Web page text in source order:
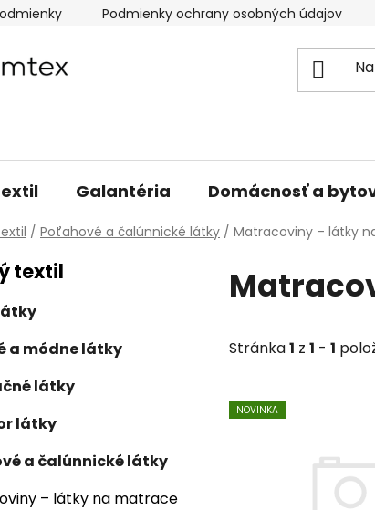
Podmienky ochrany osobných údajov
Galantéria Domácnosť a
/ Poťahové a čalúnnické látky / Matracoviny – látky
textil
a módne látky
látky
látky
a čalúnnické látky
– látky na matrace
Stránka1 z 1 - 1
V
ý
NOVINKA